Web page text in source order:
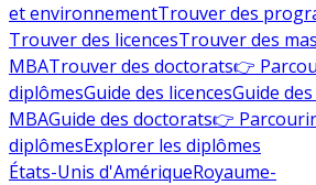
et environnementTrouver des
Trouver des licencesTrouver des
MBATrouver des doctorats👉
diplômesGuide des licencesGuide
MBAGuide des doctorats👉
diplômesExplorer les diplômes
États-Unis d'AmériqueRoyaume-